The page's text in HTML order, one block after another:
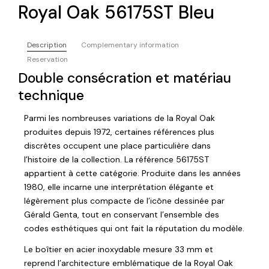
Royal Oak 56175ST Bleu
Description
Complementary information
Reservation
Double consécration et matériau
technique
Parmi les nombreuses variations de la Royal Oak
produites depuis 1972, certaines références plus
discrètes occupent une place particulière dans
l’histoire de la collection. La référence 56175ST
appartient à cette catégorie. Produite dans les années
1980, elle incarne une interprétation élégante et
légèrement plus compacte de l’icône dessinée par
Gérald Genta, tout en conservant l’ensemble des
codes esthétiques qui ont fait la réputation du modèle.
Le boîtier en acier inoxydable mesure 33 mm et
reprend l’architecture emblématique de la Royal Oak